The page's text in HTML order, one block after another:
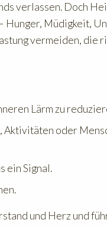
verlassen. Doch
Hunger, Müdigkeit,
vermeiden, die
Lärm zu
Aktivitäten oder
ein Signal.
und Herz und